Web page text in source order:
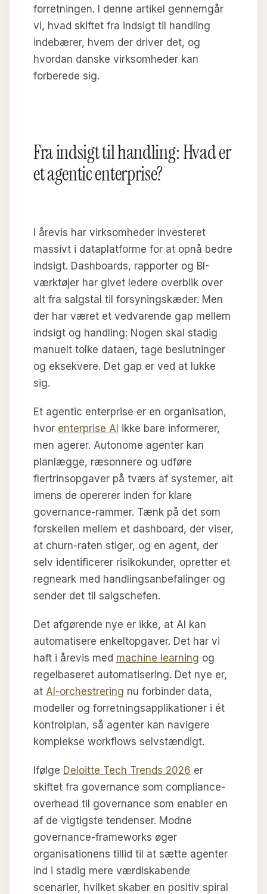
forretningen. I denne artikel gennemgår
vi, hvad skiftet fra indsigt til handling
indebærer, hvem der driver det, og
hvordan danske virksomheder kan
forberede sig.
Fra indsigt til handling: Hvad er
et agentic enterprise?
I årevis har virksomheder investeret
massivt i dataplatforme for at opnå bedre
indsigt. Dashboards, rapporter og BI-
værktøjer har givet ledere overblik over
alt fra salgstal til forsyningskæder. Men
der har været et vedvarende gap mellem
indsigt og handling: Nogen skal stadig
manuelt tolke dataen, tage beslutninger
og eksekvere. Det gap er ved at lukke
sig.
Et agentic enterprise er en organisation,
hvor enterprise AI ikke bare informerer,
men agerer. Autonome agenter kan
planlægge, ræsonnere og udføre
flertrinsopgaver på tværs af systemer, alt
imens de opererer inden for klare
governance-rammer. Tænk på det som
forskellen mellem et dashboard, der viser,
at churn-raten stiger, og en agent, der
selv identificerer risikokunder, opretter et
regneark med handlingsanbefalinger og
sender det til salgschefen.
Det afgørende nye er ikke, at AI kan
automatisere enkeltopgaver. Det har vi
haft i årevis med machine learning og
regelbaseret automatisering. Det nye er,
at AI-orchestrering nu forbinder data,
modeller og forretningsapplikationer i ét
kontrolplan, så agenter kan navigere
komplekse workflows selvstændigt.
Ifølge Deloitte Tech Trends 2026 er
skiftet fra governance som compliance-
overhead til governance som enabler en
af de vigtigste tendenser. Modne
governance-frameworks øger
organisationens tillid til at sætte agenter
ind i stadig mere værdiskabende
scenarier, hvilket skaber en positiv spiral